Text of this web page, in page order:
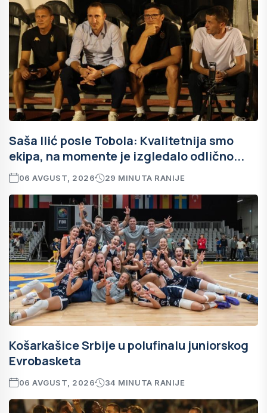
Saša Ilić posle Tobola: Kvalitetnija smo
ekipa, na momente je izgledalo odlično...
06 AVGUST, 2026 29 MINUTA RANIJE
Košarkašice Srbije u polufinalu juniorskog
Evrobasketa
06 AVGUST, 2026 34 MINUTA RANIJE